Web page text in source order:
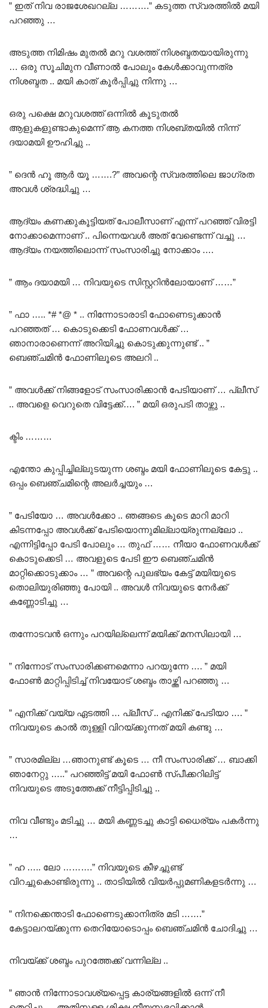
” ഇത് നിവ രാജശേഖറല്ല ……….” കടുത്ത സ്വരത്തിൽ മയി
പറഞ്ഞു …
അടുത്ത നിമിഷം മുതൽ മറു വശത്ത് നിശബ്ദതയായിരുന്നു
… ഒരു സൂചിമുന വീണാൽ പോലും കേൾക്കാവുന്നത്ര
നിശബ്ദത .. മയി കാത് കൂർപ്പിച്ചു നിന്നു …
ഒരു പക്ഷെ മറുവശത്ത് ഒന്നിൽ കൂടുതൽ
ആളുകളുണ്ടാകുമെന്ന് ആ കനത്ത നിശബ്തയിൽ നിന്ന്
ദയാമയി ഊഹിച്ചു ..
” ദെൻ ഹൂ ആർ യൂ …….?” അവന്റെ സ്വരത്തിലെ ജാഗ്രത
അവൾ ശ്രദ്ധിച്ചു …
ആദ്യം കണക്കുകൂട്ടിയത് പോലീസാണ് എന്ന് പറഞ്ഞ് വിരട്ടി
നോക്കാമെന്നാണ് .. പിന്നെയവൾ അത് വേണ്ടെന്ന് വച്ചു …
ആദ്യം നയത്തിലൊന്ന് സംസാരിച്ചു നോക്കാം ….
” ആം ദയാമയി … നിവയുടെ സിസ്റ്ററിൻലോയാണ് ……”
” ഫാ ….. *# *@ * .. നിന്നോടാരാടി ഫോണെടുക്കാൻ
പറഞ്ഞത് … കൊടുക്കെടി ഫോണവൾക്ക് …
ഞാനാരാണെന്ന് അറിയിച്ചു കൊടുക്കുന്നുണ്ട് .. ”
ബെഞ്ചമിൻ ഫോണിലൂടെ അലറി ..
” അവൾക്ക് നിങ്ങളോട് സംസാരിക്കാൻ പേടിയാണ് … പ്ലീസ്
.. അവളെ വെറുതെ വിട്ടേക്ക്…. ” മയി ഒരുപടി താഴ്ന്നു ..
ക്ടിം ………
എന്തോ കുപ്പിച്ചില്ലുടയുന്ന ശബ്ദം മയി ഫോണിലൂടെ കേട്ടു ..
ഒപ്പം ബെഞ്ചമിന്റെ അലർച്ചയും …
” പേടിയോ … അവൾക്കോ .. ഞങ്ങടെ കൂടെ മാറി മാറി
കിടന്നപ്പോ അവൾക്ക് പേടിയൊന്നുമില്ലായ്രുന്നല്ലോ ..
എന്നിട്ടിപ്പോ പേടി പോലും … തുഫ് …… നീയാ ഫോണവൾക്ക്
കൊടുക്കെടി … അവളുടെ പേടി ഈ ബെഞ്ചമിൻ
മാറ്റിക്കൊടുക്കാം … ” അവന്റെ പുലഭ്യം കേട്ട് മയിയുടെ
തൊലിയുരിഞ്ഞു പോയി .. അവൾ നിവയുടെ നേർക്ക്
കണ്ണോടിച്ചു …
തന്നോടവൻ ഒന്നും പറയില്ലെന്ന് മയിക്ക് മനസിലായി …
” നിന്നോട് സംസാരിക്കണമെന്നാ പറയുന്നേ …. ” മയി
ഫോൺ മാറ്റിപ്പിടിച്ച് നിവയോട് ശബ്ദം താഴ്ത്തി പറഞ്ഞു …
” എനിക്ക് വയ്യ ഏടത്തി … പ്ലീസ് .. എനിക്ക് പേടിയാ …. ”
നിവയുടെ കാൽ തുള്ളി വിറയ്ക്കുന്നത് മയി കണ്ടു …
” സാരമില്ല …ഞാനുണ്ട് കൂടെ … നീ സംസാരിക്ക് … ബാക്കി
ഞാനേറ്റു …..” പറഞ്ഞിട്ട് മയി ഫോൺ സ്പീക്കറിലിട്ട്
നിവയുടെ അടുത്തേക്ക് നീട്ടിപ്പിടിച്ചു ..
നിവ വീണ്ടും മടിച്ചു … മയി കണ്ണടച്ചു കാട്ടി ധൈര്യം പകർന്നു
…
” ഹ ….. ലോ ……….” നിവയുടെ കീഴച്ചുണ്ട്
വിറച്ചുകൊണ്ടിരുന്നു .. താടിയിൽ വിയർപ്പുമണികളടർന്നു …
” നിനക്കെന്താടി ഫോണെടുക്കാനിത്ര മടി …….”
കേട്ടാലറയ്ക്കുന്ന തെറിയോടൊപ്പം ബെഞ്ചമിൻ ചോദിച്ചു …
നിവയ്ക്ക് ശബ്ദം പുറത്തേക്ക് വന്നില്ല ..
” ഞാൻ നിന്നോടാവശ്യപ്പെട്ട കാര്യങ്ങളിൽ ഒന്ന് നീ